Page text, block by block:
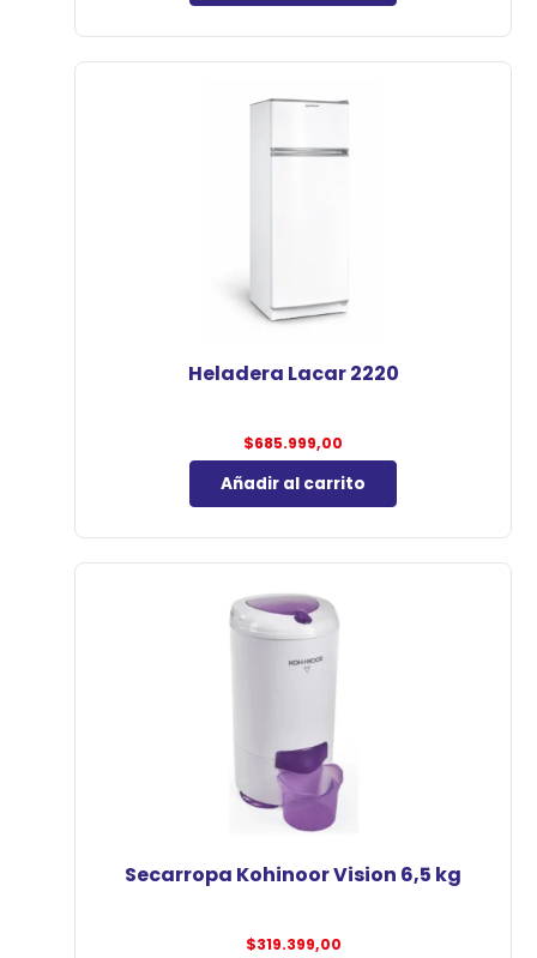
Heladera Lacar 2220
$685.999,00
Añadir al carrito
Secarropa Kohinoor Vision 6,5 kg
$319.399,00